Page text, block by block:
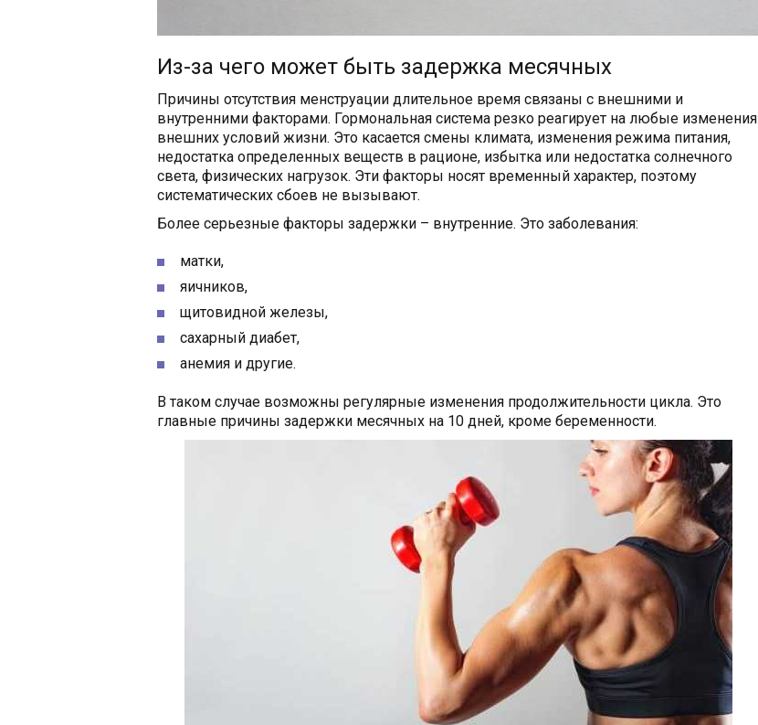
Из-за чего может быть задержка месячных
Причины отсутствия менструации длительное время связаны с внешними и
внутренними факторами. Гормональная система резко реагирует на любые изменения
внешних условий жизни. Это касается смены климата, изменения режима питания,
недостатка определенных веществ в рационе, избытка или недостатка солнечного
света, физических нагрузок. Эти факторы носят временный характер, поэтому
систематических сбоев не вызывают.
Более серьезные факторы задержки – внутренние. Это заболевания:
матки,
яичников,
щитовидной железы,
сахарный диабет,
анемия и другие.
В таком случае возможны регулярные изменения продолжительности цикла. Это
главные причины задержки месячных на 10 дней, кроме беременности.